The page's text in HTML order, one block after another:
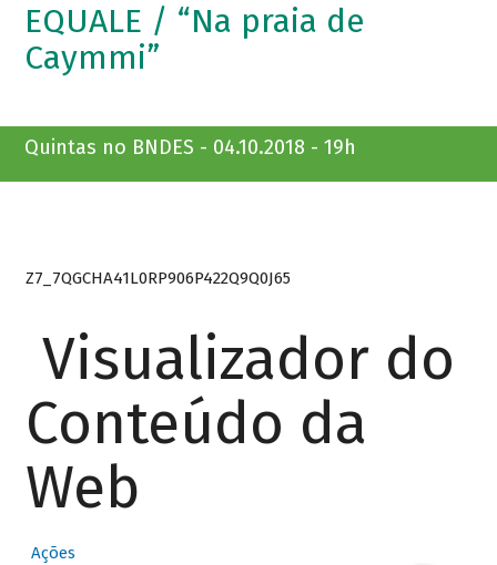
EQUALE / “Na praia de
Caymmi”
Quintas no BNDES - 04.10.2018 - 19h
Z7_7QGCHA41L0RP906P422Q9Q0J65
Visualizador do
Conteúdo da
Web
Ações